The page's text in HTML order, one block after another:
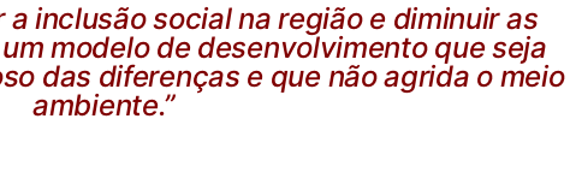
a inclusão social na região e diminuir as
modelo de desenvolvimento que seja
das diferenças e que não agrida o meio
ambiente.”